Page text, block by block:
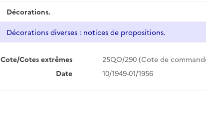
Décorations.
Décorations diverses : notices de propositions.
Cote/Cotes extrêmes
25QO/290 (Cote de
Date
10/1949-01/1956